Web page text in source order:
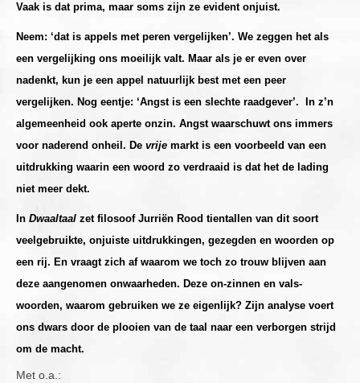
Vaak is dat prima, maar soms zijn ze evident onjuist.
Neem: ‘dat is appels met peren vergelijken’. We zeggen het als
een vergelijking ons moeilijk valt. Maar als je er even over
nadenkt, kun je een appel natuurlijk best met een peer
vergelijken. Nog eentje: ‘Angst is een slechte raadgever’. In z’n
algemeenheid ook aperte onzin. Angst waarschuwt ons immers
voor naderend onheil. De vrije markt is een voorbeeld van een
uitdrukking waarin een woord zo verdraaid is dat het de lading
niet meer dekt.
In Dwaaltaal zet filosoof Jurriën Rood tientallen van dit soort
veelgebruikte, onjuiste uitdrukkingen, gezegden en woorden op
een rij. En vraagt zich af waarom we toch zo trouw blijven aan
deze aangenomen onwaarheden. Deze on-zinnen en vals-
woorden, waarom gebruiken we ze eigenlijk? Zijn analyse voert
ons dwars door de plooien van de taal naar een verborgen strijd
om de macht.
Met o.a.: